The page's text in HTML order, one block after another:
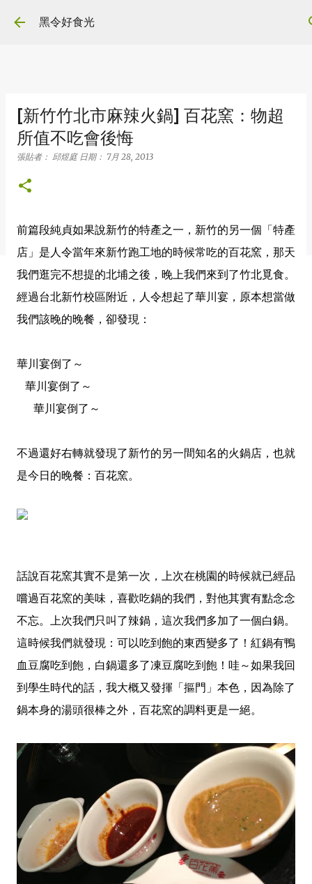
黑令好食光
[新竹竹北市麻辣火鍋] 百花窯：物超
所值不吃會後悔
張貼者： 邱煜庭 日期： 7月 28, 2013
前篇段純貞如果說新竹的特產之一，新竹的另一個「特產
店」是人令當年來新竹跑工地的時候常吃的百花窯，那天
我們逛完不想提的北埔之後，晚上我們來到了竹北覓食。
經過台北新竹校區附近，人令想起了華川宴，原本想當做
我們該晚的晚餐，卻發現：
華川宴倒了～
華川宴倒了～
華川宴倒了～
不過還好右轉就發現了新竹的另一間知名的火鍋店，也就
是今日的晚餐：百花窯。
話說百花窯其實不是第一次，上次在桃園的時候就已經品
嚐過百花窯的美味，喜歡吃鍋的我們，對他其實有點念念
不忘。上次我們只叫了辣鍋，這次我們多加了一個白鍋。
這時候我們就發現：可以吃到飽的東西變多了！紅鍋有鴨
血豆腐吃到飽，白鍋還多了凍豆腐吃到飽！哇～如果我回
到學生時代的話，我大概又發揮「摳門」本色，因為除了
鍋本身的湯頭很棒之外，百花窯的調料更是一絕。